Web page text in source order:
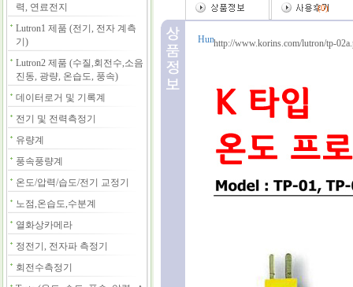
력, 연료전지
Lutron1 제품 (전기, 전자 계측
기)
Lutron2 제품 (수질,회전수,소음
진동, 광량, 온습도, 풍속)
데이터로거 및 기록계
전기 및 전력측정기
유량계
풍속풍량계
온도/압력/습도/전기 교정기
노점,온습도,수분계
열화상카메라
정전기, 전자파 측정기
회전수측정기
(0)
http://www.korins.com/lutron/tp-